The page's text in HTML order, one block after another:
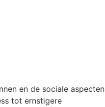
en de sociale aspecten
tot ernstigere